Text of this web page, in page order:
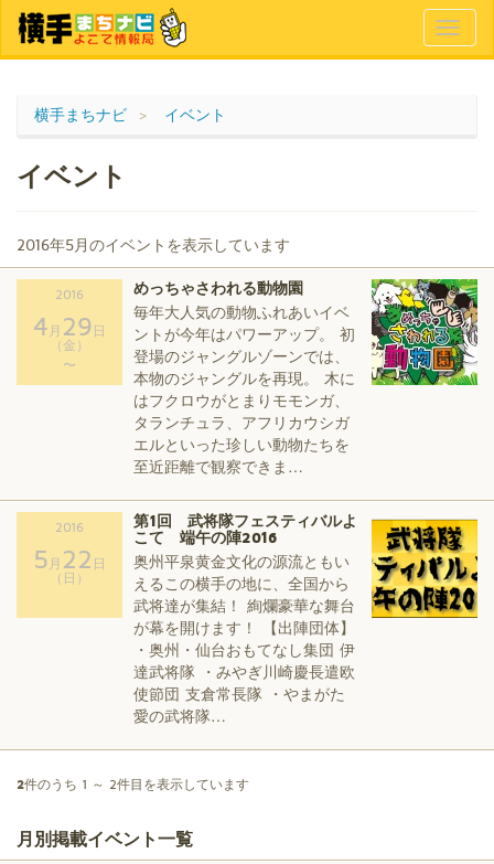
横手まちナビ イベント
イベント
2016年5月のイベントを表示しています
2016
4 月 29 日
（金）
〜
めっちゃさわれる動物園
毎年大人気の動物ふれあいイベ
ントが今年はパワーアップ。 初
登場のジャングルゾーンでは、
本物のジャングルを再現。 木に
はフクロウがとまりモモンガ、
タランチュラ、アフリカウシガ
エルといった珍しい動物たちを
至近距離で観察できま…
2016
5 月 22 日
（日）
第1回 武将隊フェスティバルよ
こて 端午の陣2016
奥州平泉黄金文化の源流ともい
えるこの横手の地に、全国から
武将達が集結！ 絢爛豪華な舞台
が幕を開けます！ 【出陣団体】
・奥州・仙台おもてなし集団 伊
達武将隊 ・みやぎ川崎慶長遣欧
使節団 支倉常長隊 ・やまがた
愛の武将隊…
2件のうち 1 ～ 2件目を表示しています
月別掲載イベント一覧